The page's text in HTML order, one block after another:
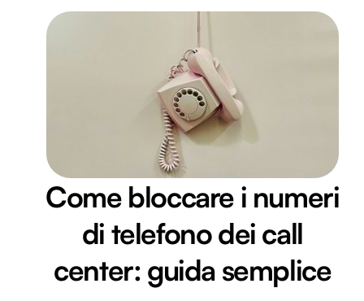
Come bloccare i numeri
di telefono dei call
center: guida semplice